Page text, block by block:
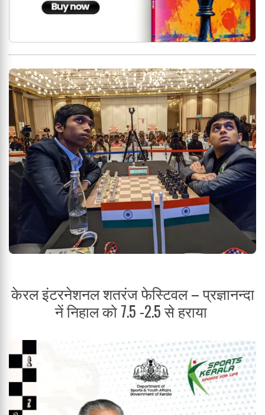
केरल इंटरनेशनल शतरंज फेस्टिवल – प्रज्ञानन्दा
नें निहाल को 7.5 -2.5 से हराया